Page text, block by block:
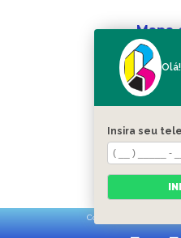
Mapa
Copyright ©
Insira seu